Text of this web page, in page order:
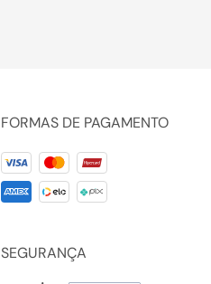
FORMAS DE PAGAMENTO
SEGURANÇA